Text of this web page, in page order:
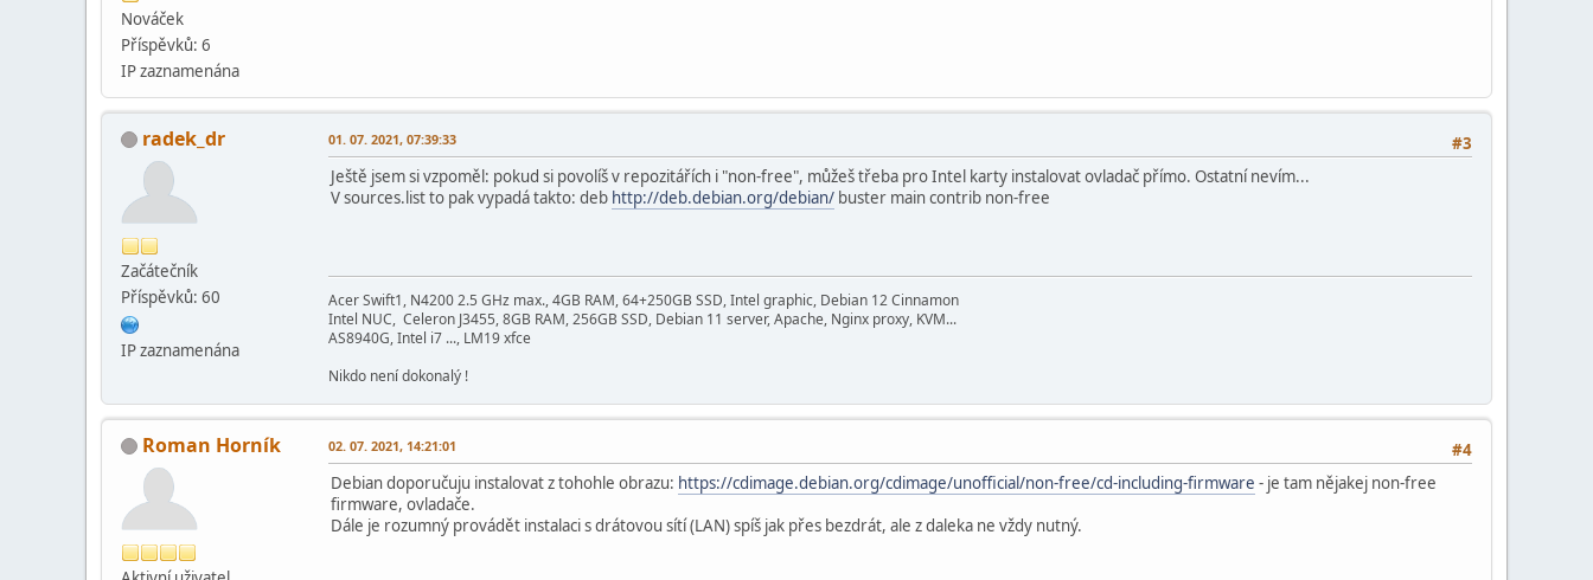
Nováček
Příspěvků: 6
IP zaznamenána
radek_dr
Začátečník
Příspěvků: 60
IP zaznamenána
#3
01. 07. 2021, 07:39:33
Ještě jsem si vzpoměl: pokud si povolíš v repozitářích i "non-free", můžeš třeba pro Intel karty instalovat ovladač přímo. Ostatní nevím...
V sources.list to pak vypadá takto: deb http://deb.debian.org/debian/ buster main contrib non-free
Acer Swift1, N4200 2.5 GHz max., 4GB RAM, 64+250GB SSD, Intel graphic, Debian 12 Cinnamon
Intel NUC, Celeron J3455, 8GB RAM, 256GB SSD, Debian 11 server, Apache, Nginx proxy, KVM...
AS8940G, Intel i7 ..., LM19 xfce
Nikdo není dokonalý !
Roman Horník #4
02. 07. 2021, 14:21:01
Debian doporučuju instalovat z tohohle obrazu: https://cdimage.debian.org/cdimage/unofficial/non-free/cd-including-firmware - je tam nějakej non-free
firmware, ovladače.
Dále je rozumný provádět instalaci s drátovou sítí (LAN) spíš jak přes bezdrát, ale z daleka ne vždy nutný.